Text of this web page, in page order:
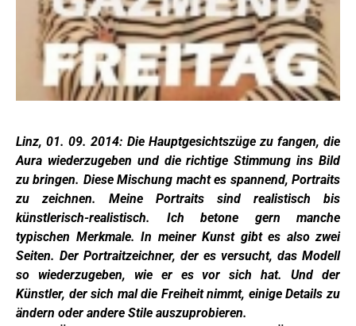
Linz, 01. 09. 2014: Die Hauptgesichtszüge zu fangen, die
Aura wiederzugeben und die richtige Stimmung ins Bild
zu bringen. Diese Mischung macht es spannend, Portraits
zu zeichnen. Meine Portraits sind realistisch bis
künstlerisch-realistisch. Ich betone gern manche
typischen Merkmale. In meiner Kunst gibt es also zwei
Seiten. Der Portraitzeichner, der es versucht, das Modell
so wiederzugeben, wie er es vor sich hat. Und der
Künstler, der sich mal die Freiheit nimmt, einige Details zu
ändern oder andere Stile auszuprobieren.